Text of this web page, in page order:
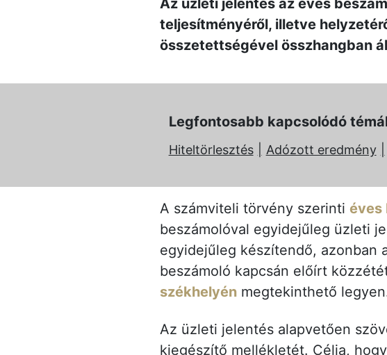
Az üzleti jelentés az éves
teljesítményéről, illetve
összetettségével összhangban
Legfontosabb kapcsolódó
Hiteltörlesztés Adózott eredmény
A számviteli törvény szerinti éves
beszámolóval egyidejűleg üzleti
egyidejűleg készítendő, azonban
beszámoló kapcsán előírt
székhelyénmegtekinthető
Az üzleti jelentés alapvetően
kiegészítő mellékletét. Célja,